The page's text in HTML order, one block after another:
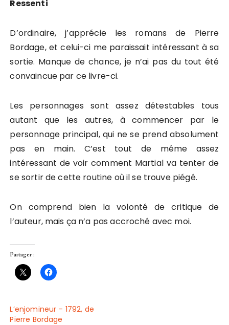
Ressenti
D’ordinaire, j’apprécie les romans de Pierre
Bordage, et celui-ci me paraissait intéressant à sa
sortie. Manque de chance, je n’ai pas du tout été
convaincue par ce livre-ci.
Les personnages sont assez détestables tous
autant que les autres, à commencer par le
personnage principal, qui ne se prend absolument
pas en main. C’est tout de même assez
intéressant de voir comment Martial va tenter de
se sortir de cette routine où il se trouve piégé.
On comprend bien la volonté de critique de
l’auteur, mais ça n’a pas accroché avec moi.
Partager :
L’enjomineur – 1792, de
Pierre Bordage